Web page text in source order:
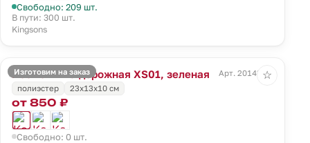
Свободно: 209 шт.
В пути: 300 шт.
Kingsons
Изготовим на заказ
Косметичка дорожная XS01, зеленая
Арт. 20143.90
полиэстер
23х13х10 см
от 850 ₽
Свободно: 0 шт.
☆